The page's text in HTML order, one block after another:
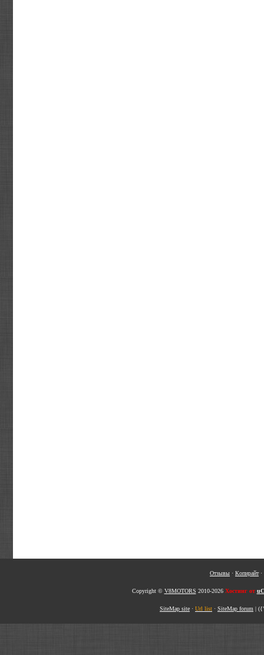
Отзывы · Копирайт·
Copyright © V8MOTORS 2010-2026 Хостинг от
SiteMap site · Url list · SiteMap forum |